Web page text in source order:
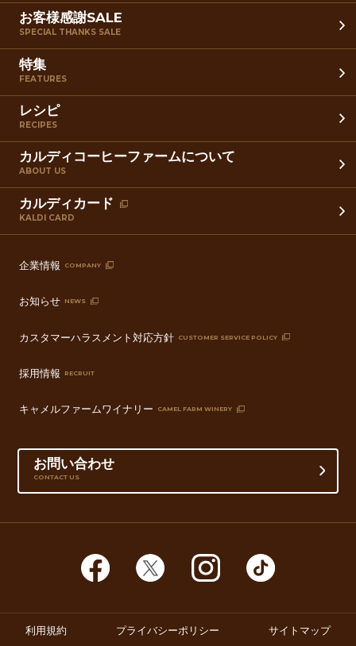
お客様感謝SALE
SPECIAL THANKS SALE
特集
FEATURES
レシピ
RECIPES
カルディコーヒーファームについて
ABOUT US
カルディカード
KALDI CARD
企業情報 COMPANY
お知らせ NEWS
カスタマーハラスメント対応方針 CUSTOMER SERVICE POLICY
採用情報 RECRUIT
キャメルファームワイナリー CAMEL FARM WINERY
お問い合わせ
CONTACT US
利用規約 プライバシーポリシー サイトマップ